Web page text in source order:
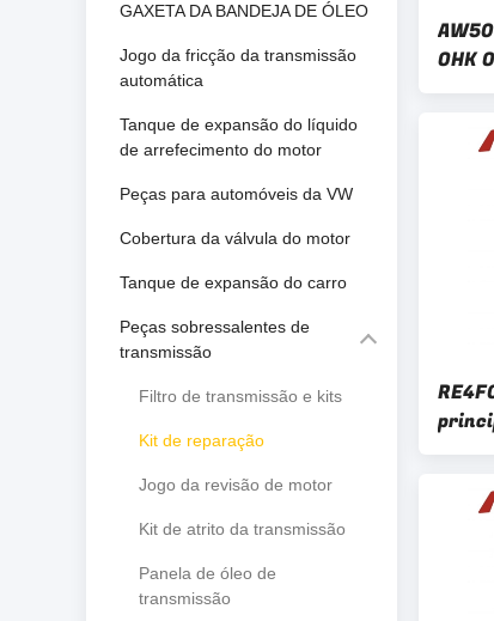
GAXETA DA BANDEJA DE ÓLEO
Jogo da fricção da transmissão
automática
Tanque de expansão do líquido
de arrefecimento do motor
Peças para automóveis da VW
Cobertura da válvula do motor
Tanque de expansão do carro
Peças sobressalentes de
transmissão
Filtro de transmissão e kits
Kit de reparação
Jogo da revisão de motor
Kit de atrito da transmissão
Panela de óleo de
transmissão
OHK